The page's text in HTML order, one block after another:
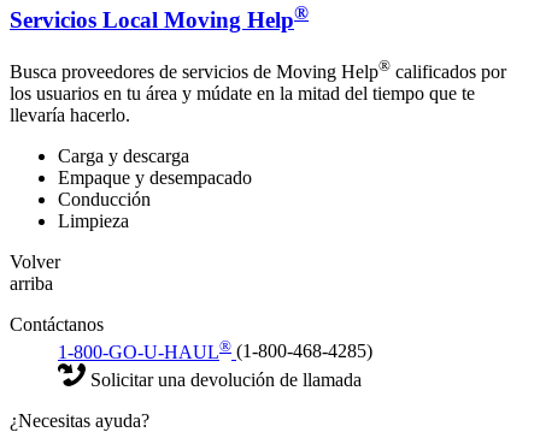
Servicios Local Moving Help®
Busca proveedores de servicios de Moving Help® calificados por
los usuarios en tu área y múdate en la mitad del tiempo que te
llevaría hacerlo.
Carga y descarga
Empaque y desempacado
Conducción
Limpieza
Volver
arriba
Contáctanos
1-800-GO-U-HAUL® (1-800-468-4285)
Solicitar una devolución de llamada
¿Necesitas ayuda?